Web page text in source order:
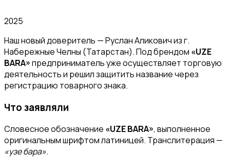
2025
Наш новый доверитель — Руслан Аликович из г.
Набережные Челны (Татарстан). Под брендом «UZE
BARA»предприниматель уже осуществляет торговую
деятельность и решил защитить название через
регистрацию товарного знака.
Что заявляли
Словесное обозначение «UZE BARA», выполненное
оригинальным шрифтом латиницей. Транслитерация —
«узе бара».